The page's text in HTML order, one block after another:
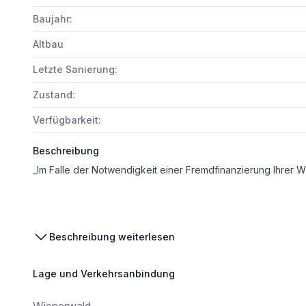
Baujahr:
Altbau
Letzte Sanierung:
Zustand:
Verfügbarkeit:
Beschreibung
Das Anwesen bietet zahlreiche Räumlichkeiten, die sowohl für private als auch geschäftliche Zwecke genutzt werden können. Mit einer Wohnfläche von ca. 730 m2 bietet die Villa ausreichend Platz für individuelle Gestaltungsmöglichkeiten. Die historischen Elemente wie hohe Decken,
Beschreibung weiterlesen
Lage und Verkehrsanbindung